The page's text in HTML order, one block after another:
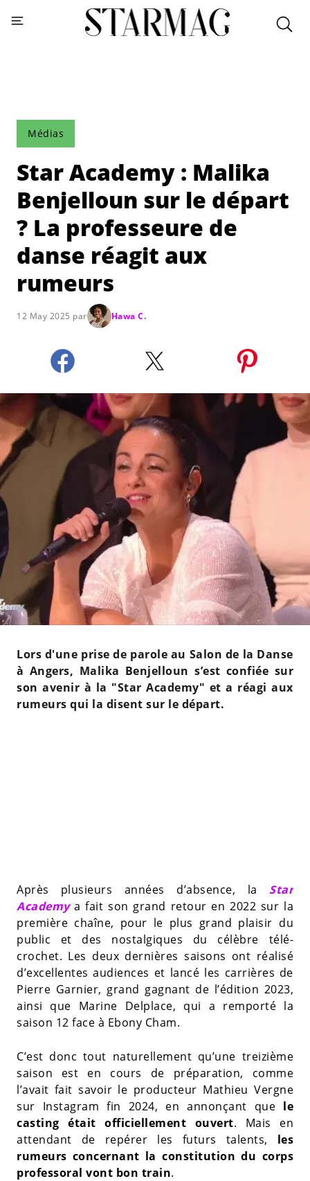
Médias
Star Academy : Malika
Benjelloun sur le départ
? La professeure de
danse réagit aux
rumeurs
12 May 2025 par Hawa C.
Lors d'une prise de parole au Salon de la Danse
à Angers, Malika Benjelloun s’est confiée sur
son avenir à la "Star Academy" et a réagi aux
rumeurs qui la disent sur le départ.
Après plusieurs années d’absence, la Star
Academy a fait son grand retour en 2022 sur la
première chaîne, pour le plus grand plaisir du
public et des nostalgiques du célèbre télé-
crochet. Les deux dernières saisons ont réalisé
d’excellentes audiences et lancé les carrières de
Pierre Garnier, grand gagnant de l’édition 2023,
ainsi que Marine Delplace, qui a remporté la
saison 12 face à Ebony Cham.
C’est donc tout naturellement qu’une treizième
saison est en cours de préparation, comme
l’avait fait savoir le producteur Mathieu Vergne
sur Instagram fin 2024, en annonçant que le
casting était officiellement ouvert. Mais en
attendant de repérer les futurs talents, les
rumeurs concernant la constitution du corps
professoral vont bon train.